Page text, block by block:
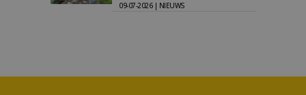
09-07-2026 | NIEUWS